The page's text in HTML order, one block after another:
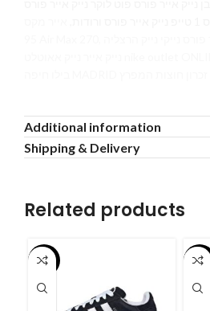
Additional information
Shipping & Delivery
Related products
-55% -55%